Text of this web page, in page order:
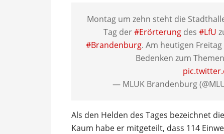
Montag um zehn steht die
Tag der#Erörterungdes #LfU
#Brandenburg. Am heutigen
Bedenken zum
— MLUK Brandenburg
Als den Helden des Tages bezeichnet
Kaum habe er mitgeteilt, dass 114